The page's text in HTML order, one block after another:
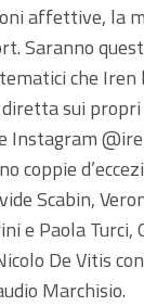
affettive, la
Saranno
che Iren
sui propri
Instagram
coppie
Scabin,
e Paola Turci,
De Vitis
Marchisio.